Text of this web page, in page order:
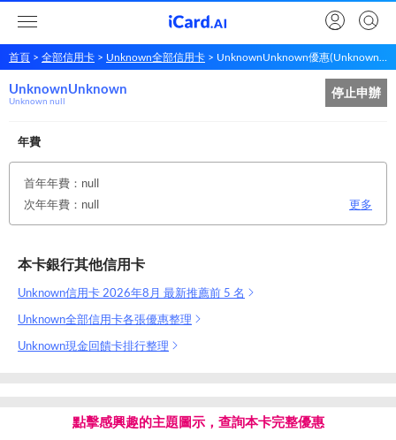
首頁 全部信用卡 Unknown全部信用卡 UnknownUnknown優惠(Unknown null)
UnknownUnknown
UnknownUnknown
Unknown null
停止申辦
年費
首年年費：null
次年年費：null
更多
本卡銀行其他信用卡
Unknown信用卡 2026年8月 最新推薦前 5 名
Unknown全部信用卡各張優惠整理
Unknown現金回饋卡排行整理
點擊感興趣的主題圖示，查詢本卡完整優惠